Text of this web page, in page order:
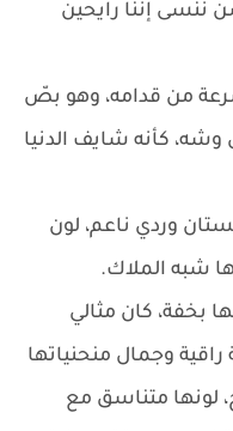
ننسى إننا رايحين
من قدامه، وهو بصّ
كأنه شايف الدنيا
وردي ناعم، لون
شبه الملاك.
كان مثالي
وجمال منحنياتها
لونها متناسق مع